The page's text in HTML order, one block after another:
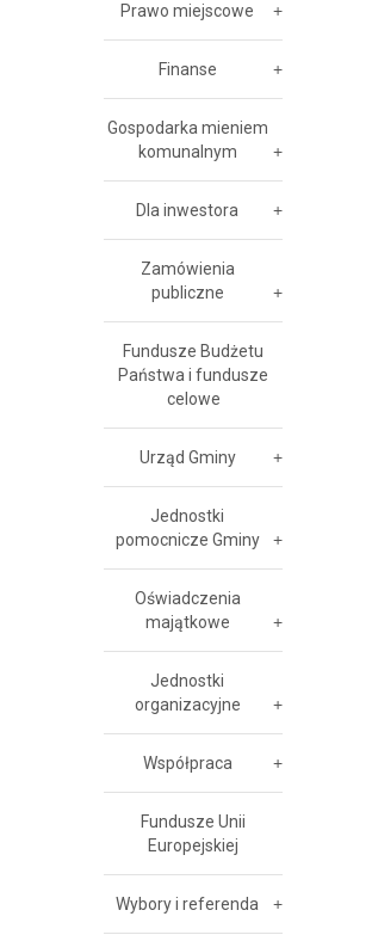
Prawo miejscowe
Finanse
Gospodarka mieniem
komunalnym
Dla inwestora
Zamówienia
publiczne
Fundusze Budżetu
Państwa i fundusze
celowe
Urząd Gminy
Jednostki
pomocnicze Gminy
Oświadczenia
majątkowe
Jednostki
organizacyjne
Współpraca
Fundusze Unii
Europejskiej
Wybory i referenda